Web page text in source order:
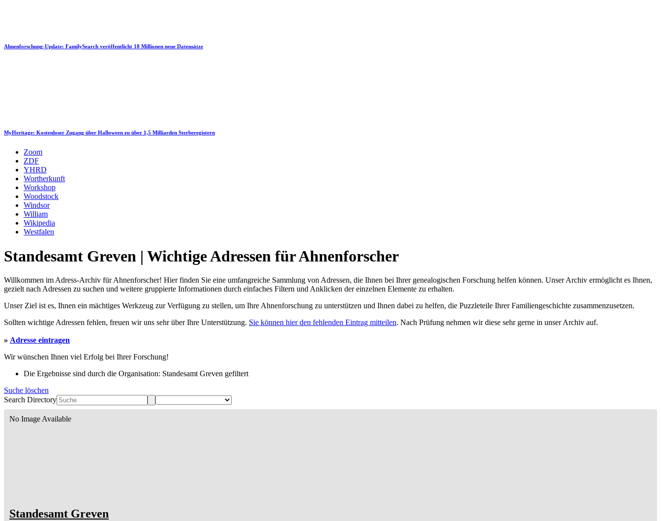
Ahnenforschung-Update: FamilySearch veröffentlicht 18 Millionen neue Datensätze
MyHeritage: Kostenloser Zugang über Halloween zu über 1,5 Milliarden Sterberegistern
Zoom
ZDF
YHRD
Wortherkunft
Workshop
Woodstock
Windsor
William
Wikipedia
Westfalen
Standesamt Greven | Wichtige Adressen für Ahnenforscher
Willkommen im Adress-Archiv für Ahnenforscher! Hier finden Sie eine umfangreiche Sammlung von Adressen, die Ihnen bei Ihrer genealogischen Forschung helfen können. Unser Archiv ermöglicht es Ihnen,
gezielt nach Adressen zu suchen und weitere gruppierte Informationen durch einfaches Filtern und Anklicken der einzelnen Elemente zu erhalten.
Unser Ziel ist es, Ihnen ein mächtiges Werkzeug zur Verfügung zu stellen, um Ihre Ahnenforschung zu unterstützen und Ihnen dabei zu helfen, die Puzzleteile Ihrer Familiengeschichte zusammenzusetzen.
Sollten wichtige Adressen fehlen, freuen wir uns sehr über Ihre Unterstützung. Sie können hier den fehlenden Eintrag mitteilen. Nach Prüfung nehmen wir diese sehr gerne in unser Archiv auf.
» Adresse eintragen
Wir wünschen Ihnen viel Erfolg bei Ihrer Forschung!
Die Ergebnisse sind durch die Organisation: Standesamt Greven gefiltert
Suche löschen
Search Directory
No Image Available
Standesamt Greven